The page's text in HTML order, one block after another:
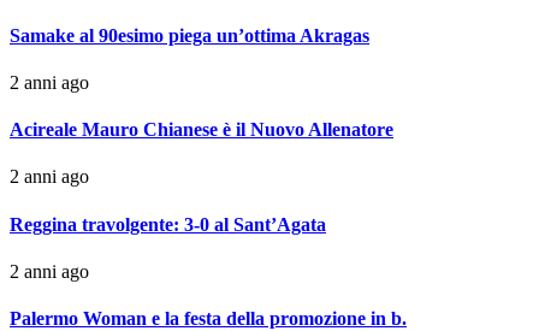
Samake al 90esimo piega un’ottima Akragas
2 anni ago
Acireale Mauro Chianese è il Nuovo Allenatore
2 anni ago
Reggina travolgente: 3-0 al Sant’Agata
2 anni ago
Palermo Woman e la festa della promozione in b.